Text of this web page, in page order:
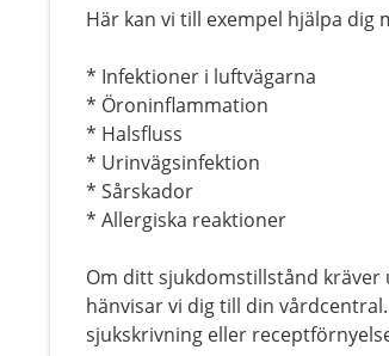
Här kan vi till exempel hjälpa dig
* Infektioner i luftvägarna
* Öroninflammation
* Halsfluss
* Urinvägsinfektion
* Sårskador
* Allergiska reaktioner
Om ditt sjukdomstillstånd
hänvisar vi dig till din
sjukskrivning eller